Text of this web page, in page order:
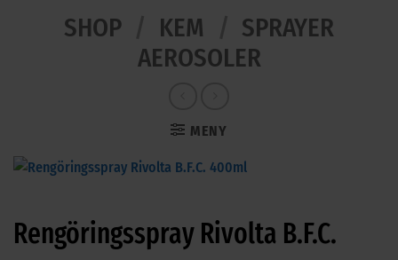
SHOP KEM
SPRAYER
AEROSOLER
MENY
Rengöringsspray Rivolta B.F.C.